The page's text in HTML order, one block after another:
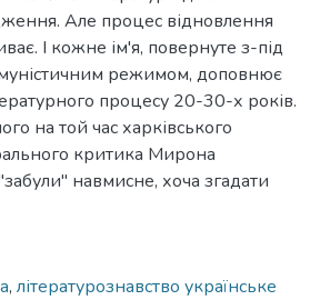
Але процес відновлення
І кожне ім'я, повернуте з-під
режимом, доповнює
процесу 20-30-х років.
на той час харківського
критика Мирона
навмисне, хоча згадати
, літературознавство українське